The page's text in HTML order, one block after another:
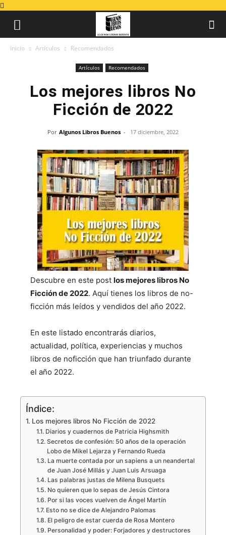
Inicio Artículos Recomendados
Artículos Recomendados
Los mejores libros No
Ficción de 2022
Por Algunos Libros Buenos - 17 diciembre, 2022
Descubre en este post los mejores libros No
Ficción de 2022. Aquí tienes los libros de no-
ficción más leídos y vendidos del año 2022.
En este listado encontrarás diarios,
actualidad, política, experiencias y muchos
libros de noficción que han triunfado durante
el año 2022.
Índice:
Los mejores libros No Ficción de 2022
Diarios y cuadernos de Patricia Highsmith
Secretos de confesión: 50 años de la operación
Lobo de Mikel Lejarza y Fernando Rueda
La muerte contada por un sapiens a un neandertal
de Juan José Millás y Juan Luis Arsuaga
Las palabras justas de Milena Busquets
No quieren que lo sepas de Jesús Cintora
Por si las voces vuelven de Ángel Martín
Esto no se dice de Alejandro Palomas
El peligro de estar cuerda de Rosa Montero
Personalidad y poder: Forjadores y destructores